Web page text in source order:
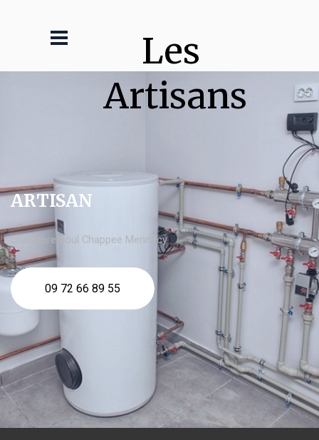
Les
Artisans
ARTISAN
chaudière fioul Chappee Mennecy
09 72 66 89 55